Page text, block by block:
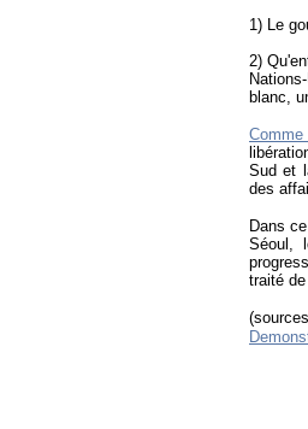
1) Le
2)
blanc,
Sud et
des
Dans
Séoul,
traité